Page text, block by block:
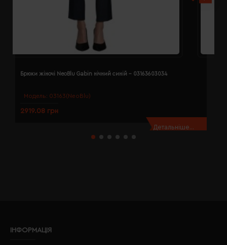
Модель: 03163(NeoBlu)
Брюки жіночі NeoBlu Gabin нічний синій - 03163603034
2919.08 грн
Детальніше...
ІНФОРМАЦІЯ